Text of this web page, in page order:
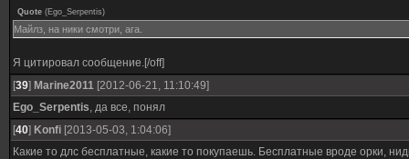
Quote (Ego_Serpentis)
Майлз, на ники смотри, ага.
Я цитировал сообщение.[/off]
[39] Marine2011 [2012-06-21, 11:10:49]
Ego_Serpentis, да все, понял
[40] Konfi [2013-05-03, 1:04:06]
Какие то длс бесплатные, какие то покупаешь. Бесплатные вроде орки,